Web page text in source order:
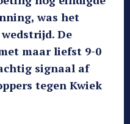
was het
De
maar liefst 9-0
signaal af
tegen Kwiek